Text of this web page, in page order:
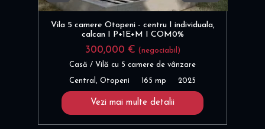
Vila 5 camere Otopeni - centru I individuala,
calcan I P+1E+M I COM0%
300,000 € (negociabil)
Casă / Vilă cu 5 camere de vânzare
Central, Otopeni 165 mp 2025
Vezi mai multe detalii